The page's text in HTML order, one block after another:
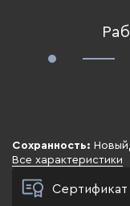
Сохранность:
Все характеристики
Сертификат